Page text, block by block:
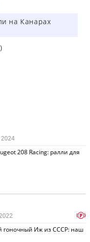
на Канарах
208 Racing: ралли для
2024
гоночный Иж из СССР: наш
p